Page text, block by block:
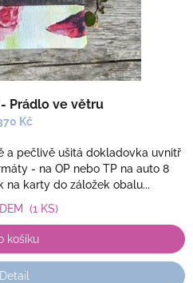
Prádlo ve větru
Kč
a pečlivě ušitá dokladovka uvnitř
- na OP nebo TP na auto 8
na karty do záložek obalu...
(1 KS)
košíku
Detail